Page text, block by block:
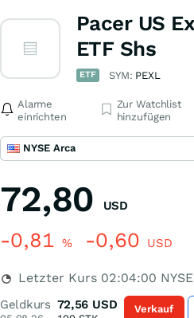
Pacer US
ETF Shs
ETF SYM: PEXL
Alarme
einrichten
Zur Watchlist
hinzufügen
NYSE Arca
72,80 USD
-0,81 % -0,60 USD
Letzter Kurs 02:04:00
Geldkurs 72,56 USD Verkauf